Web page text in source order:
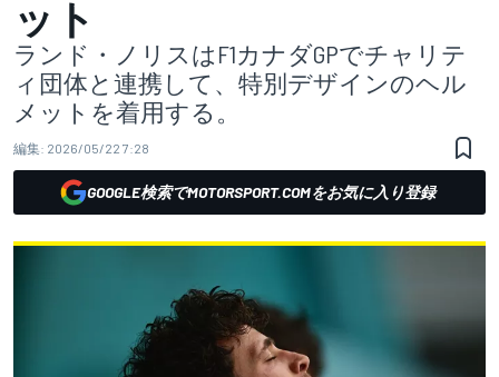
ット
ランド・ノリスはF1カナダGPでチャリテ
ィ団体と連携して、特別デザインのヘル
メットを着用する。
編集: 2026/05/22 7:28
GOOGLE検索でMOTORSPORT.COMをお気に入り登録